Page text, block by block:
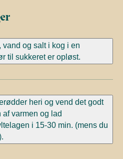
vand og salt i kog i en
til sukkeret er opløst.
heri og vend det godt
af varmen og lad
i 15-30 min. (mens du